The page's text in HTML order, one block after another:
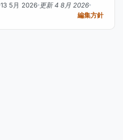
13 5月 2026 更新 4 8月 2026
編集方針